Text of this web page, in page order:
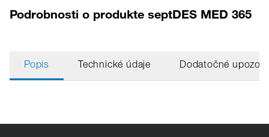
Podrobnosti o produkte septDES MED 365
Popis Technické údaje Dodatočné